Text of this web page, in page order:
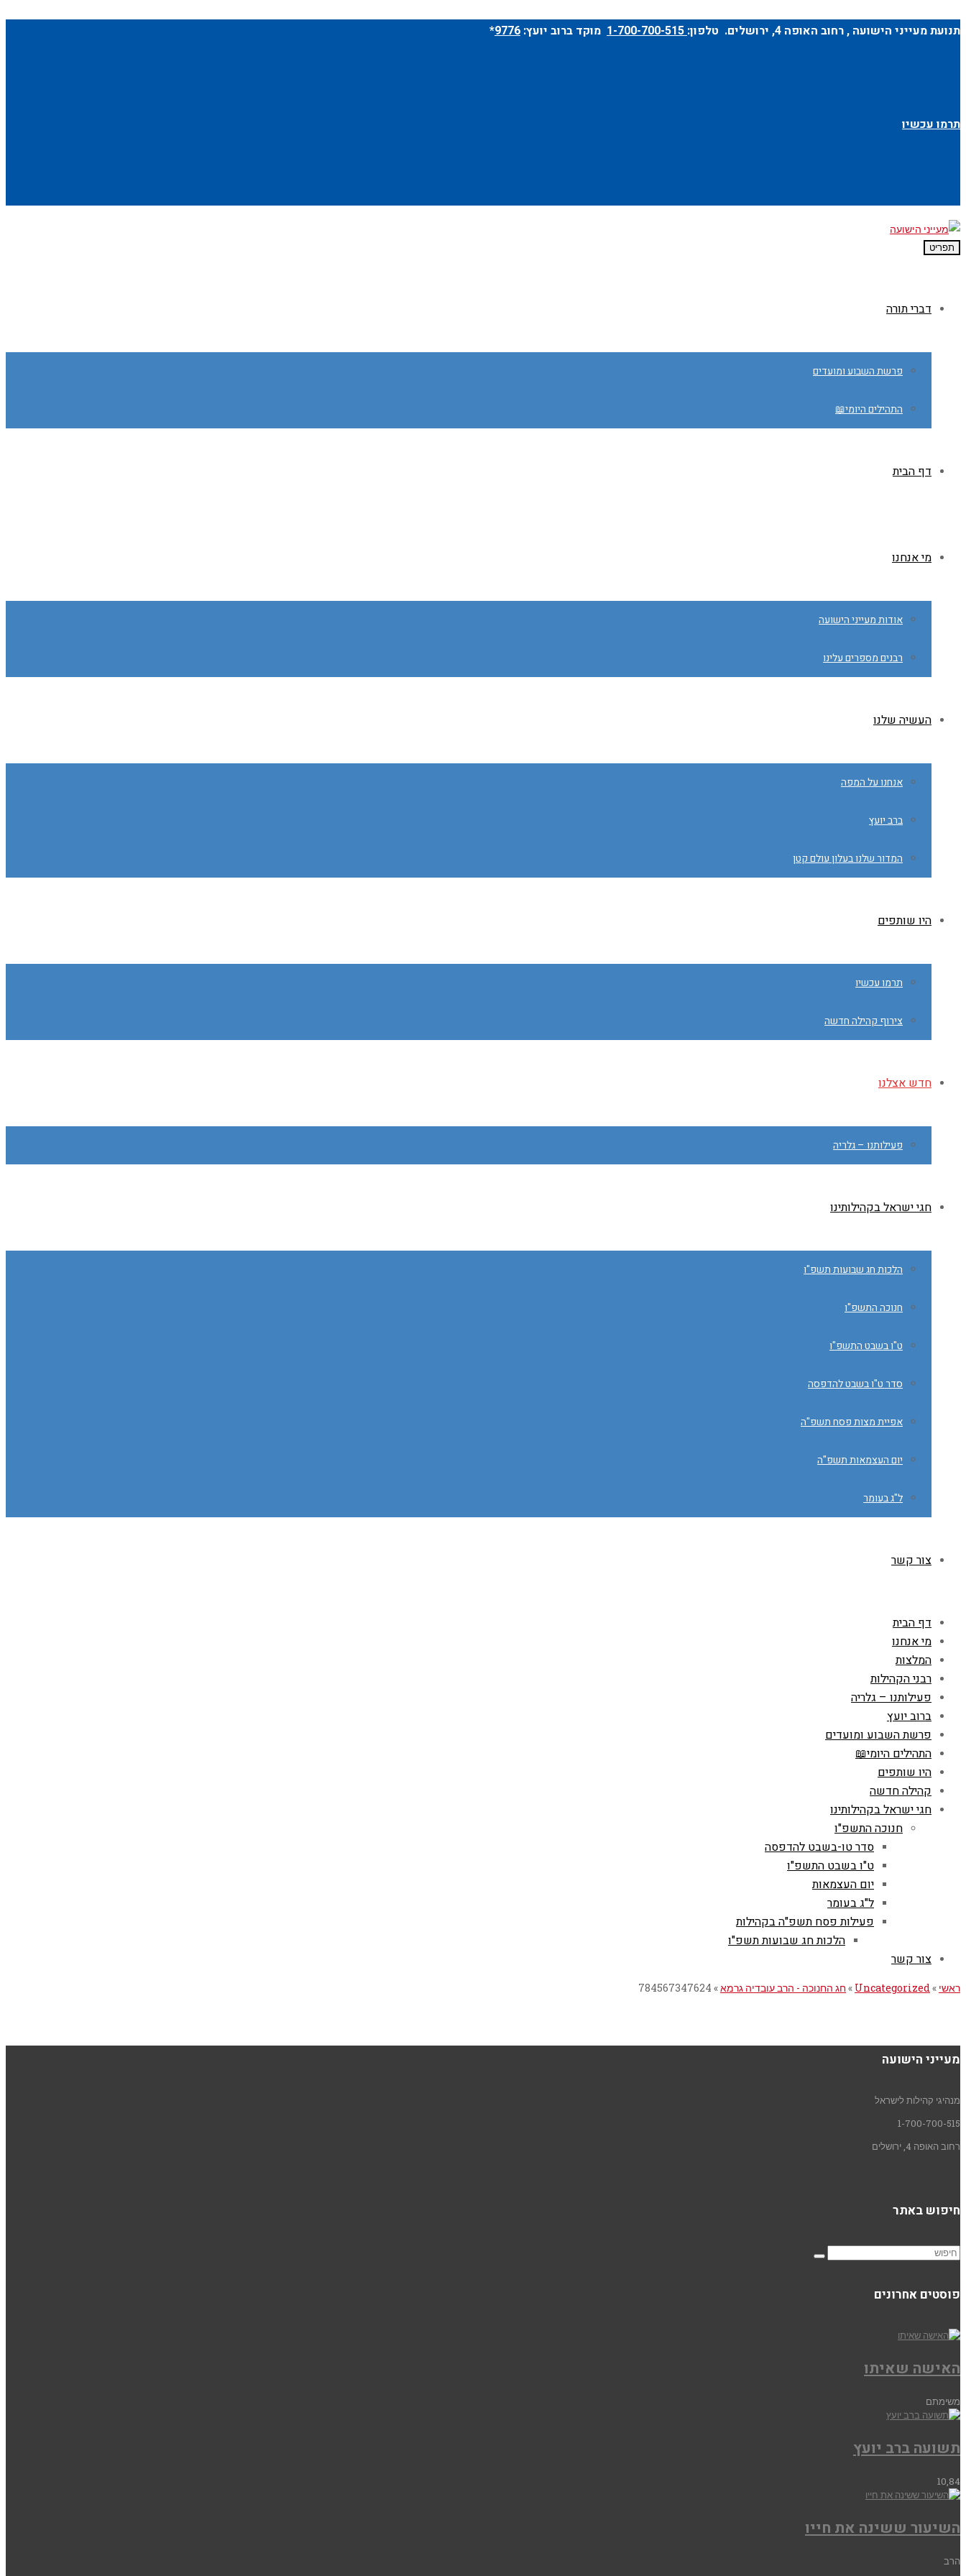
תנועת מעייני הישועה ,רחוב האופה 4 , ירושלים. טלפון: מוקד ברוב יועץ: 9776
*
תרמו עכשיו
תפריט
דברי תורה
פרשת השבוע ומועדים
התהילים היומי📖
דף הבית
מי אנחנו
אודות מעייני הישועה
רבנים מספרים עלינו
העשיה שלנו
אנחנו על המפה
ברב יועץ
המדור שלנו בעלון עולם קטן
היו שותפים
תרמו עכשיו
צירוף קהילה חדשה
חדש אצלנו
פעילותנו – גלריה
חגי ישראל בקהילותינו
הלכות חג שבועות תשפ"ו
חנוכה התשפ"ו
ט"ו בשבט התשפ"ו
סדר ט"ו בשבט להדפסה
אפיית מצות פסח תשפ"ה
יום העצמאות תשפ"ה
ל"ג בעומר
צור קשר
דף הבית
מי אנחנו
המלצות
רבני הקהילות
פעילותנו – גלריה
ברוב יועץ
פרשת השבוע ומועדים
התהילים היומי📖
היו שותפים
קהילה חדשה
חגי ישראל בקהילותינו
חנוכה התשפ"ו
סדר טו-בשבט להדפסה
ט"ו בשבט התשפ"ו
יום העצמאות
ל"ג בעומר
פעילות פסח תשפ"ה בקהילות
הלכות חג שבועות תשפ"ו
צור קשר
ראשי »
Uncategorized
»חג החנוכה - הרב עובדיה גרמא»
784567347624
מעייני הישועה
מנהיגי קהילות לישראל
1-700-700-515
רחוב האופה 4, ירושלים
חיפוש באתר
פוסטים אחרונים
האישה שאיתו
משימתם
תשועה ברב יועץ
10,84
השיעור ששינה את חייו
הרב